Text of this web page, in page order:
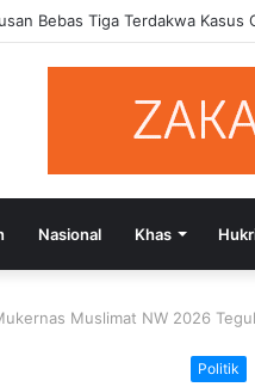
Gratifikasi DPRD NTB
Nasional Khas
Muslimat NW 2026
Politik